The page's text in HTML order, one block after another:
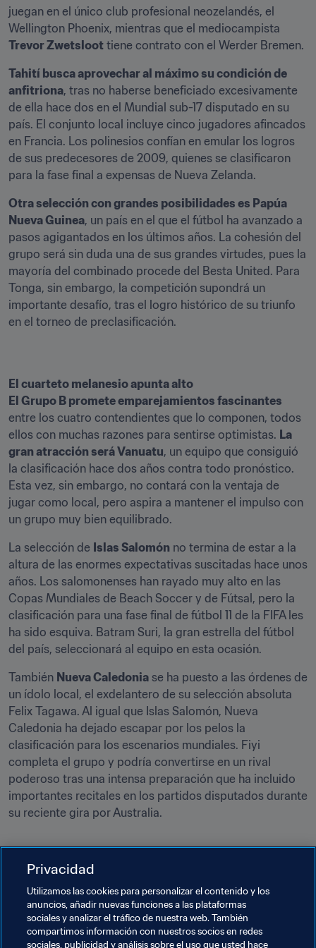
juegan en el único club profesional neozelandés, el
Trevor Zwetsloot tiene contrato con el Werder Bremen.
Tahití busca aprovechar al máximo su condición de
anfitriona, tras no haberse beneficiado excesivamente
de ella hace dos en el Mundial sub-17 disputado en su
país. El conjunto local incluye cinco jugadores afincados
en Francia. Los polinesios confían en emular los logros
de sus predecesores de 2009, quienes se clasificaron
para la fase final a expensas de Nueva Zelanda.
Otra selección con grandes posibilidades es Papúa
Nueva Guinea﻿, un país en el que el fútbol ha avanzado a
pasos agigantados en los últimos años. La cohesión del
grupo será sin duda una de sus grandes virtudes, pues la
mayoría del combinado procede del Besta United. Para
Tonga, sin embargo, la competición supondrá un
importante desafío, tras el logro histórico de su triunfo
en el torneo de preclasificación.
El cuarteto melanesio apunta alto
El Grupo B promete emparejamientos fascinantes
entre los cuatro contendientes que lo componen, todos
ellos con muchas razones para sentirse optimistas. La
gran atracción será Vanuatu, un equipo que consiguió
la clasificación hace dos años contra todo pronóstico.
Esta vez, sin embargo, no contará con la ventaja de
jugar como local, pero aspira a mantener el impulso con
un grupo muy bien equilibrado.
La selección de Islas Salomón no termina de estar a la
altura de las enormes expectativas suscitadas hace unos
años. Los salomonenses han rayado muy alto en las
Copas Mundiales de Beach Soccer y de Fútsal, pero la
clasificación para una fase final de fútbol 11 de la FIFA les
ha sido esquiva. Batram Suri, la gran estrella del fútbol
del país, seleccionará al equipo en esta ocasión.
También Nueva Caledonia se ha puesto a las órdenes de
un ídolo local, el exdelantero de su selección absoluta
Felix Tagawa. Al igual que Islas Salomón, Nueva
Caledonia ha dejado escapar por los pelos la
clasificación para los escenarios mundiales. Fiyi
completa el grupo y podría convertirse en un rival
poderoso tras una intensa preparación que ha incluido
importantes recitales en los partidos disputados durante
su reciente gira por Australia.
La gran hazaña de Fiyi en Nueva Zelanda 2015
Temas relacionados
Privacidad
Utilizamos las cookies para personalizar el contenido y los
anuncios, añadir nuevas funciones a las plataformas
sociales y analizar el tráfico de nuestra web. También
compartimos información con nuestros socios en redes
sociales, publicidad y análisis sobre el uso que usted hace